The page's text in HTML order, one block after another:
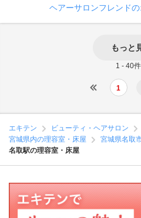
ヘアーサロンフレンド
もっと
1 - 40件
1
エキテン ビューティ・ヘアサロン
宮城県内の理容室・床屋
宮城県名取
名取駅の理容室・床屋